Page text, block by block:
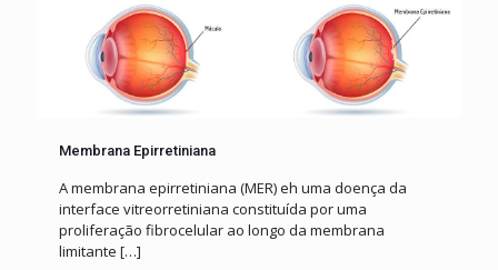
Membrana Epirretiniana
A membrana epirretiniana (MER) eh uma doença da
interface vitreorretiniana constituída por uma
proliferação fibrocelular ao longo da membrana
limitante […]